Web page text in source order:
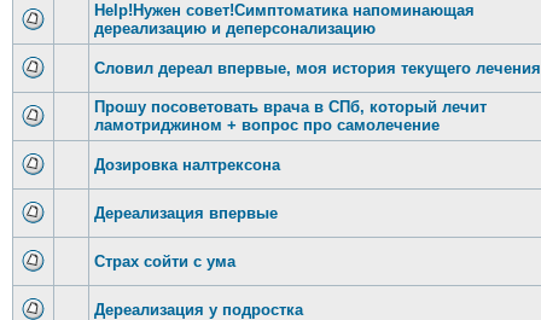
Help!Нужен совет!Симптоматика напоминающая
дереализацию и деперсонализацию
Словил дереал впервые, моя история текущего
Прошу посоветовать врача в СПб, который лечит
ламотриджином + вопрос про самолечение
Дозировка налтрексона
Дереализация впервые
Страх сойти с ума
Дереализация у подростка